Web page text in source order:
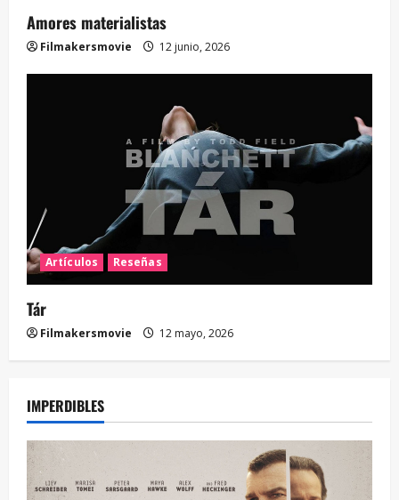
Amores materialistas
Filmakersmovie 12 junio, 2026
Artículos Reseñas
Tár
Filmakersmovie 12 mayo, 2026
IMPERDIBLES